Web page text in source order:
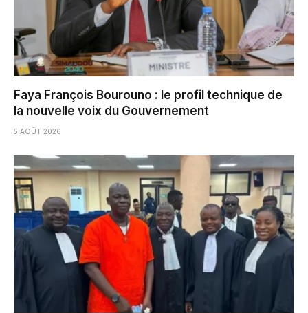
Faya François Bourouno : le profil technique de
la nouvelle voix du Gouvernement
5 AOÛT 2026